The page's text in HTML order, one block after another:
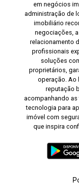
em negócios
administração de
imobiliário
negociações,
relacionamento
profissionais
soluções
proprietários,
operação. Ao
reputação
acompanhando
tecnologia para
imóvel com
que inspira